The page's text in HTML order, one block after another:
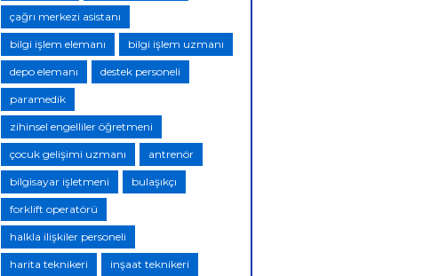
çağrı merkezi asistanı
bilgi işlem elemanı bilgi işlem uzmanı
depo elemanı destek personeli
paramedik
zihinsel engelliler öğretmeni
çocuk gelişimi uzmanı antrenör
bilgisayar işletmeni bulaşıkçı
forklift operatörü
halkla ilişkiler personeli
harita teknikeri inşaat teknikeri